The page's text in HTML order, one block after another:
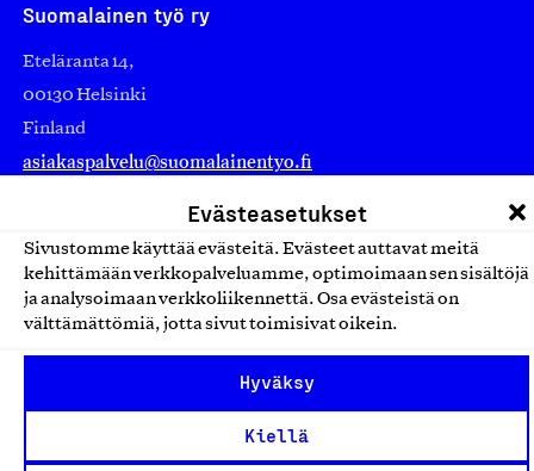
Evästeasetukset
Sivustomme käyttää evästeitä. Evästeet auttavat meitä
kehittämään verkkopalveluamme, optimoimaan sen sisältöjä
ja analysoimaan verkkoliikennettä. Osa evästeistä on
välttämättömiä, jotta sivut toimisivat oikein.
Hyväksy
Kiellä
Suomalainen työ ry
Eteläranta 14,
00130 Helsinki
Finland
asiakaspalvelu@suomalainentyo.fi
Avainlippu